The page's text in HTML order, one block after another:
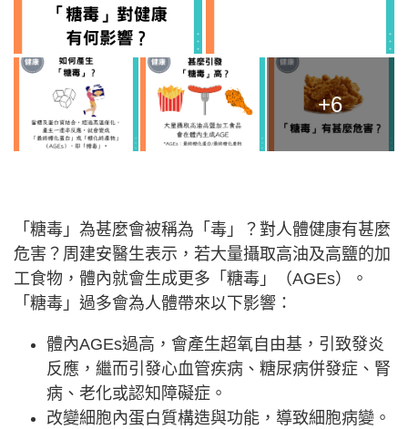
+6
「糖毒」為甚麼會被稱為「毒」？對人體健康有甚麼
危害？周建安醫生表示，若大量攝取高油及高鹽的加
工食物，體內就會生成更多「糖毒」（AGEs）。
「糖毒」過多會為人體帶來以下影響：
體內AGEs過高，會產生超氧自由基，引致發炎
反應，繼而引發心血管疾病、糖尿病併發症、腎
病、老化或認知障礙症。
改變細胞內蛋白質構造與功能，導致細胞病變。